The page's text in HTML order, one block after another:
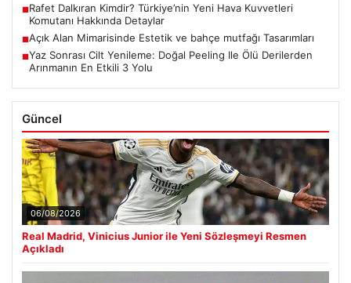
■Rafet Dalkıran Kimdir? Türkiye’nin Yeni Hava Kuvvetleri
Komutanı Hakkında Detaylar
■Açık Alan Mimarisinde Estetik ve bahçe mutfağı Tasarımları
■Yaz Sonrası Cilt Yenileme: Doğal Peeling Ile Ölü Derilerden
Arınmanın En Etkili 3 Yolu
Güncel
06/08/2026
Real Madrid, Vinicius Junior ile Yeni Sözleşmeyi Resmen
Açıkladı